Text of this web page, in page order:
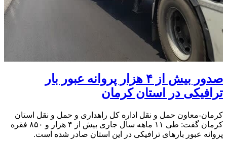
صدور بیش از ۴ هزار پروانه عبور بار
ترافیکی در استان کرمان
کرمان-معاون حمل و نقل اداره کل راهداری و حمل و نقل استان
کرمان گفت: طی ۱۱ ماهه سال جاری بیش از ۴ هزار و ۸۵۰ فقره
پروانه عبور بارهای ترافیکی در این استان صادر شده است.